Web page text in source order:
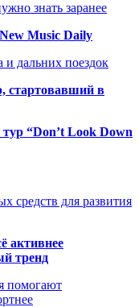
знать заранее
Music Daily
и дальних поездок
стартовавший в
“Don’t Look Down
средств для развития
активнее
тренд
помогают